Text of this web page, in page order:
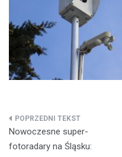
Nawigacja
wpisu
Nowoczesne super-
fotoradary na Śląsku: